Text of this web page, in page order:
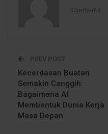
Comments
PREV POST
Kecerdasan Buatan
Semakin Canggih:
Bagaimana AI
Membentuk Dunia Kerja
Masa Depan